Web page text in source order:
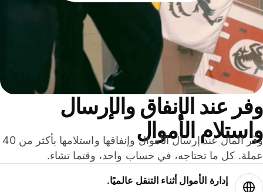
عند الإنفاق والإرسال
الأموال
وفّر المال عند إرسال الأموال وإنفاقها واستلامها بأكثر من 40
كل ما تحتاجه، في حساب واحد، وقتما تشاء.
إدارة الأموال أثناء التنقل عالميًا.